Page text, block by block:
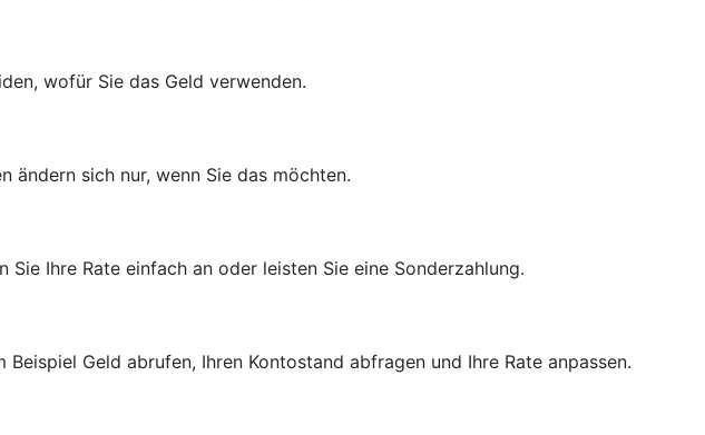
wofür Sie das Geld verwenden.
sich nur, wenn Sie das möchten.
Ihre Rate einfach an oder leisten Sie eine Sonderzahlung.
Geld abrufen, Ihren Kontostand abfragen und Ihre Rate anpassen.